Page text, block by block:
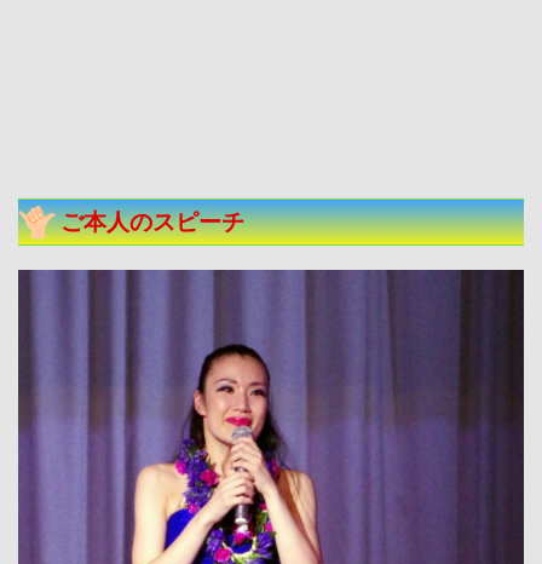
ご本人のスピーチ